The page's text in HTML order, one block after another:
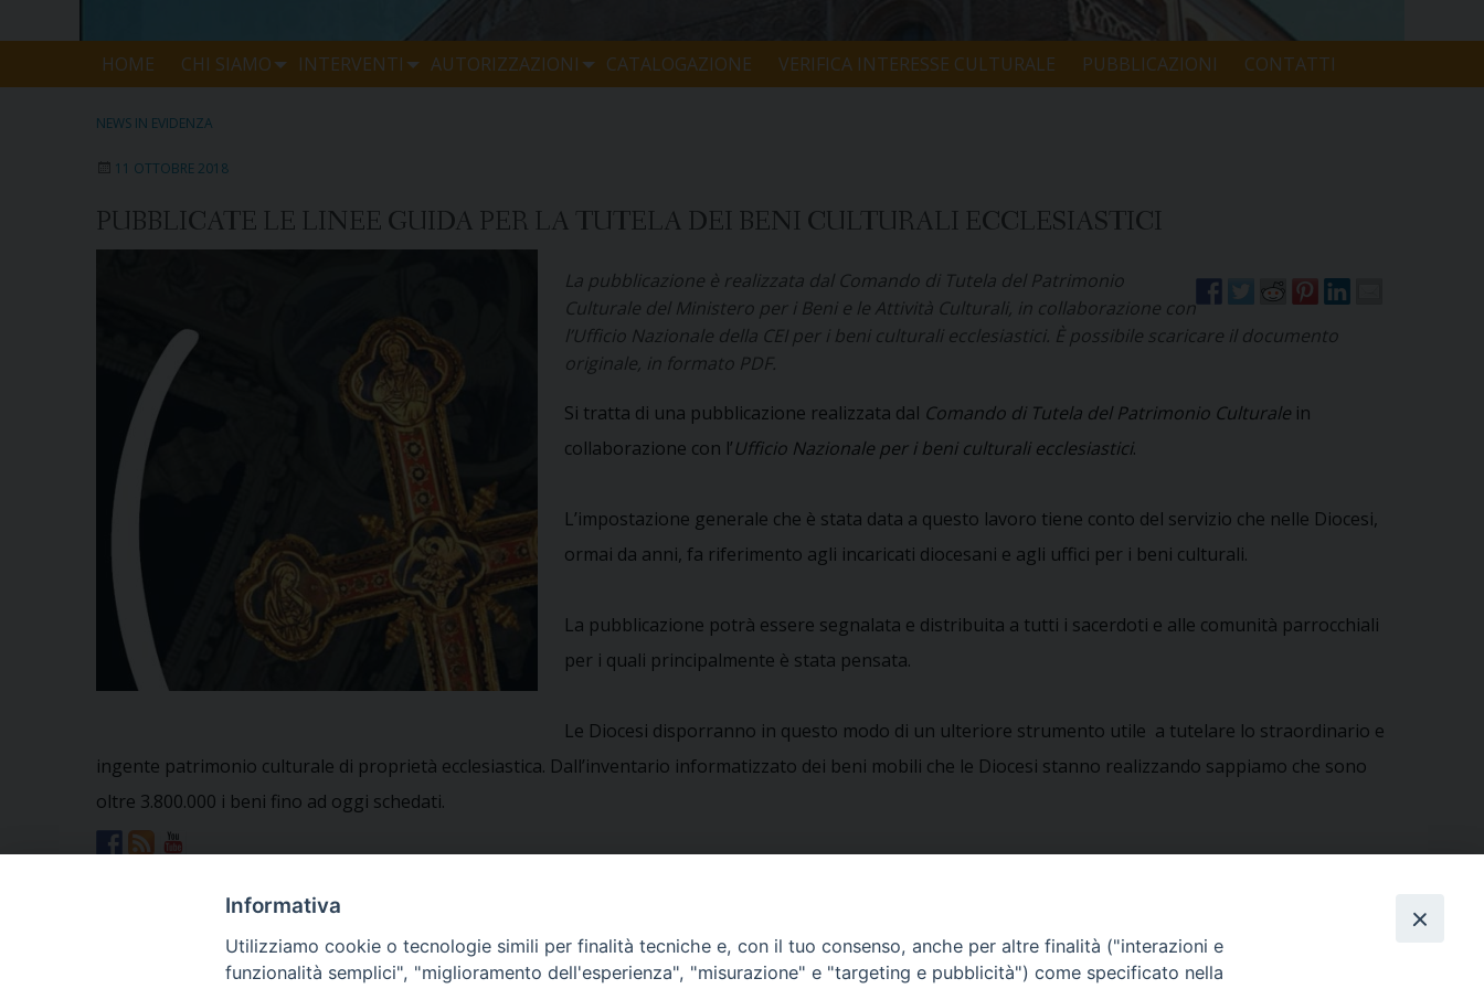
HOME CHI SIAMO INTERVENTI AUTORIZZAZIONI CATALOGAZIONE VERIFICA INTERESSE CULTURALE PUBBLICAZIONI CONTATTI
NEWS IN EVIDENZA
11 OTTOBRE 2018
PUBBLICATE LE LINEE GUIDA PER LA TUTELA DEI BENI CULTURALI ECCLESIASTICI
La pubblicazione è realizzata dal Comando di Tutela del Patrimonio
Culturale del Ministero per i Beni e le Attività Culturali, in collaborazione con
l’Ufficio Nazionale della CEI per i beni culturali ecclesiastici. È possibile scaricare il documento
originale, in formato PDF.
Si tratta di una pubblicazione realizzata dal Comando di Tutela del Patrimonio Culturale in
collaborazione con l’Ufficio Nazionale per i beni culturali ecclesiastici.
L’impostazione generale che è stata data a questo lavoro tiene conto del servizio che nelle Diocesi,
ormai da anni, fa riferimento agli incaricati diocesani e agli uffici per i beni culturali.
La pubblicazione potrà essere segnalata e distribuita a tutti i sacerdoti e alle comunità parrocchiali
per i quali principalmente è stata pensata.
Le Diocesi disporranno in questo modo di un ulteriore strumento utile a tutelare lo straordinario e
ingente patrimonio culturale di proprietà ecclesiastica. Dall’inventario informatizzato dei beni mobili che le Diocesi stanno realizzando sappiamo che sono
oltre 3.800.000 i beni fino ad oggi schedati.
Beni-Culturali-CEI-e-Ministero
Opuscolo-Tutela-BCE-FINALE
Informativa
Utilizziamo cookie o tecnologie simili per finalità tecniche e, con il tuo consenso, anche per altre finalità ("interazioni e
funzionalità semplici", "miglioramento dell'esperienza", "misurazione" e "targeting e pubblicità") come specificato nella